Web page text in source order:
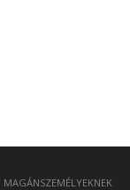
MAGÁNSZEMÉLYEKNEK